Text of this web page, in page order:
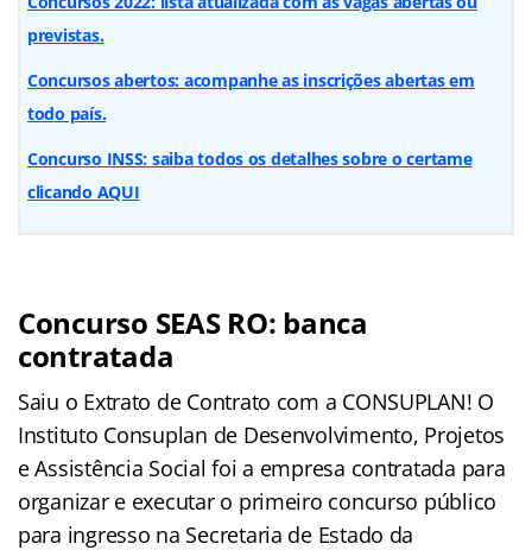
previstas.
Concursos abertos: acompanhe as inscrições abertas em
todo país.
Concurso INSS: saiba todos os detalhes sobre o certame
clicando AQUI
Concurso SEAS RO: banca
contratada
Saiu o Extrato de Contrato com a CONSUPLAN! O
Instituto Consuplan de Desenvolvimento, Projetos
e Assistência Social foi a empresa contratada para
organizar e executar o primeiro concurso público
para ingresso na Secretaria de Estado da